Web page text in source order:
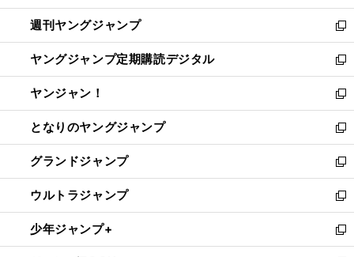
開
く
ウ
で
開
く
ン
ド
ウ
で
開
く
ウ
ィ
ン
ド
ウ
で
開
く
週刊ヤングジャンプ
新
し
い
ウ
ィ
ン
ド
ウ
で
開
く
ヤングジャンプ定期購読デジタル
新
し
い
ウ
ィ
ン
ド
ウ
で
開
く
ヤンジャン！
新
し
い
ウ
ィ
ン
ド
ウ
で
開
となりのヤングジャンプ
新
し
い
ウ
ィ
ン
ド
ウ
グランドジャンプ
新
し
い
ウ
ィ
ン
ウルトラジャンプ
新
し
い
ウ
少年ジャンプ+
新
し